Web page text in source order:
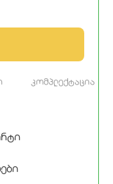
კომპლექტაცია